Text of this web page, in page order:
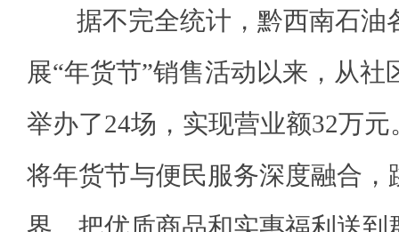
据不完全统计，黔西南石油
展“年货节”销售活动以来，从
举办了24场，实现营业额32万
将年货节与便民服务深度融合，